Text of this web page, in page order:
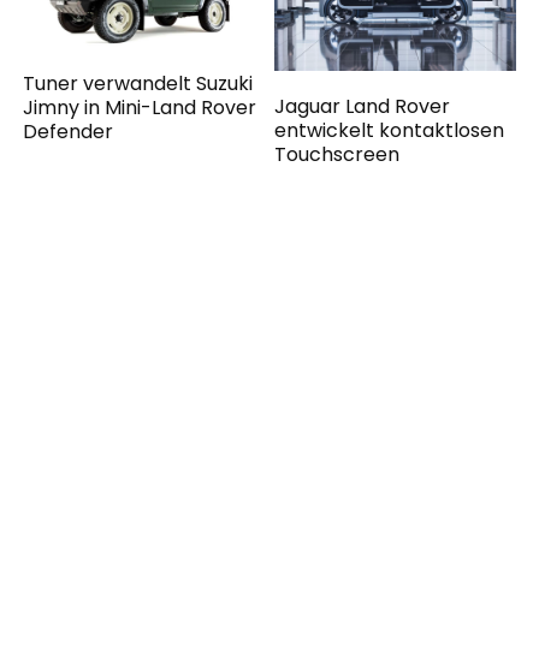
Tuner verwandelt Suzuki
Jimny in Mini-Land Rover
Defender
Jaguar Land Rover
entwickelt kontaktlosen
Touchscreen